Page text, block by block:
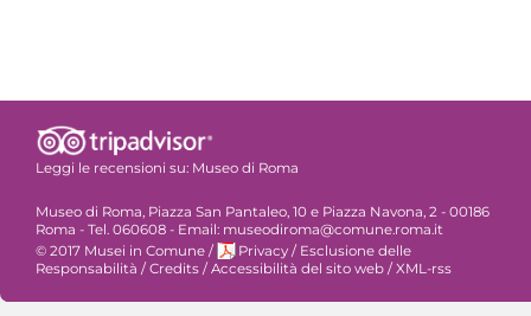
Leggi le recensioni su: Museo di Roma
Museo di Roma, Piazza San Pantaleo, 10 e Piazza Navona, 2 - 00186
Roma - Tel. 060608 - Email: museodiroma@comune.roma.it
© 2017 Musei in Comune / Privacy / Esclusione delle
Responsabilità / Credits / Accessibilità del sito web / XML-rss